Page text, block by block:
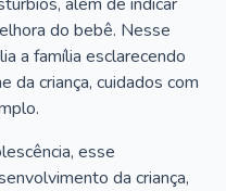
do bebê. Nesse
a família esclarecendo
da criança, cuidados com
esse
da criança,